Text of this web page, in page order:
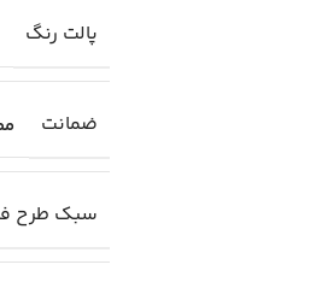
پالت رنگ
ضمانت
سبک طرح